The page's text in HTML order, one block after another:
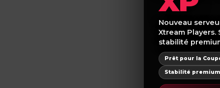
Nouveau
Xtream
stabilité
Prêt pour la
Stabilité premium